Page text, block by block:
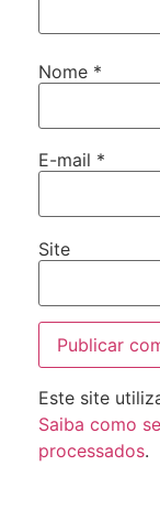
Nome *
E-mail *
Site
Este site
Saiba como
processados.